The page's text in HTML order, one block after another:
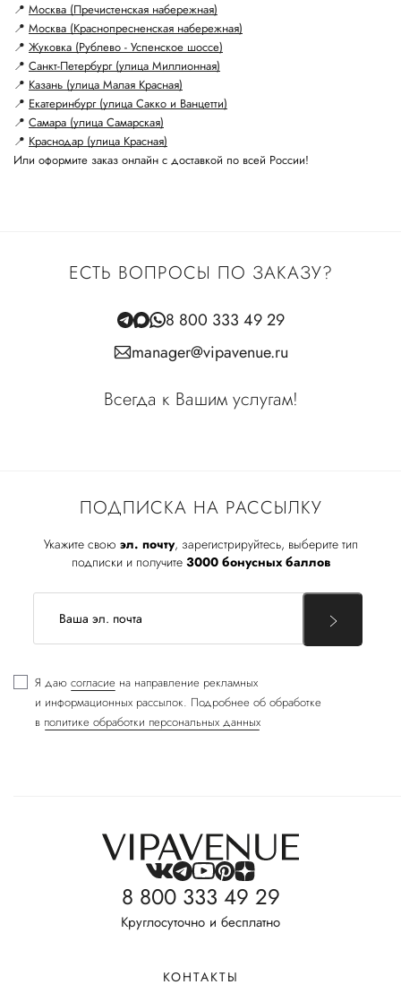
📍 Москва (Пречистенская набережная)
📍 Москва (Краснопресненская набережная)
📍 Жуковка (Рублево - Успенское шоссе)
📍 Санкт-Петербург (улица Миллионная)
📍 Казань (улица Малая Красная)
📍 Екатеринбург (улица Сакко и Ванцетти)
📍 Самара (улица Самарская)
📍 Краснодар (улица Красная)
Или оформите заказ онлайн с доставкой по всей России!
ПОДПИСКА НА РАССЫЛКУ
Укажите свою эл. почту, зарегистрируйтесь, выберите тип
подписки и получите 3000 бонусных баллов
Я даю согласие на направление рекламных
и информационных рассылок. Подробнее об обработке
в политике обработки персональных данных
ЕСТЬ ВОПРОСЫ ПО ЗАКАЗУ?
8 800 333 49 29
manager@vipavenue.ru
Всегда к Вашим услугам!
8 800 333 49 29
Круглосуточно и бесплатно
КОНТАКТЫ